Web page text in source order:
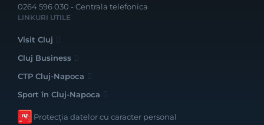
0264 596 030 - Centrala telefonica
LINKURI UTILE
Visit Cluj
Cluj Business
CTP Cluj-Napoca
Sport în Cluj-Napoca
Protecția datelor cu caracter personal